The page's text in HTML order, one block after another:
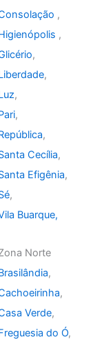
,
,
,
,
,
,
,
Cecília,
Efigênia,
,
Buarque,
Norte
,
,
Verde,
do Ó,